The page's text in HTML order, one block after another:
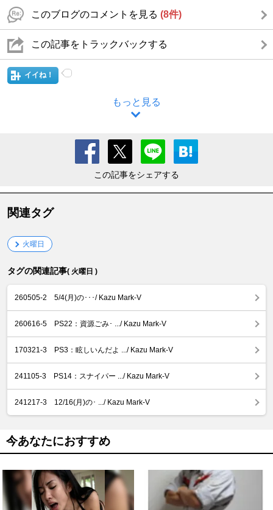
このブログのコメントを見る (8件)
この記事をトラックバックする
イイね！
もっと見る
この記事をシェアする
関連タグ
火曜日
タグの関連記事( 火曜日 )
260505-2 5/4(月)の･･･/ Kazu Mark-V
260616-5 PS22：資源ごみ･ .../ Kazu Mark-V
170321-3 PS3：眩しいんだよ .../ Kazu Mark-V
241105-3 PS14：スナイパー .../ Kazu Mark-V
241217-3 12/16(月)の･ .../ Kazu Mark-V
今あなたにおすすめ